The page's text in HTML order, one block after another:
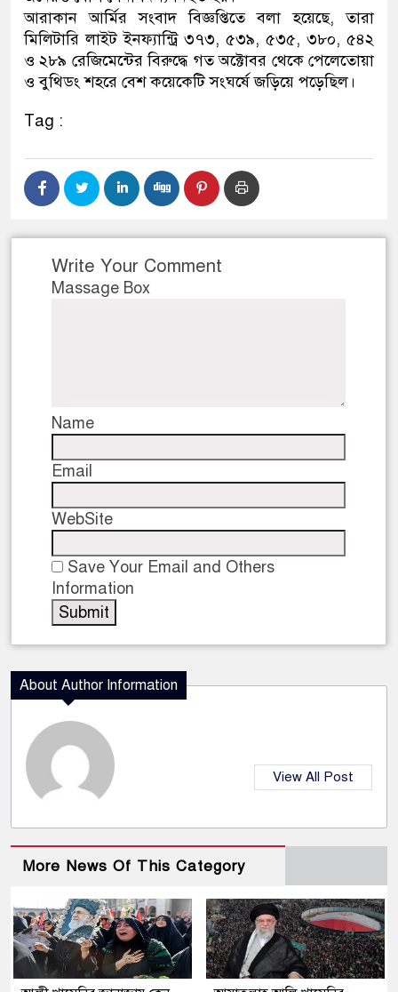
আরাকান আর্মির সংবাদ বিজ্ঞপ্তিতে বলা হয়েছে, তারা
মিলিটারি লাইট ইনফ্যান্ট্রি ৩৭৩, ৫৩৯, ৫৩৫, ৩৮০, ৫৪২
ও ২৮৯ রেজিমেন্টের বিরুদ্ধে গত অক্টোবর থেকে পেলেতোয়া
ও বুথিডং শহরে বেশ কয়েকেটি সংঘর্ষে জড়িয়ে পড়েছিল।
Tag :
Write Your Comment
Massage Box
Name
Email
WebSite
Save Your Email and Others
Information
About Author Information
View All Post
More News Of This Category